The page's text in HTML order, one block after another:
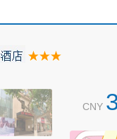
CNY